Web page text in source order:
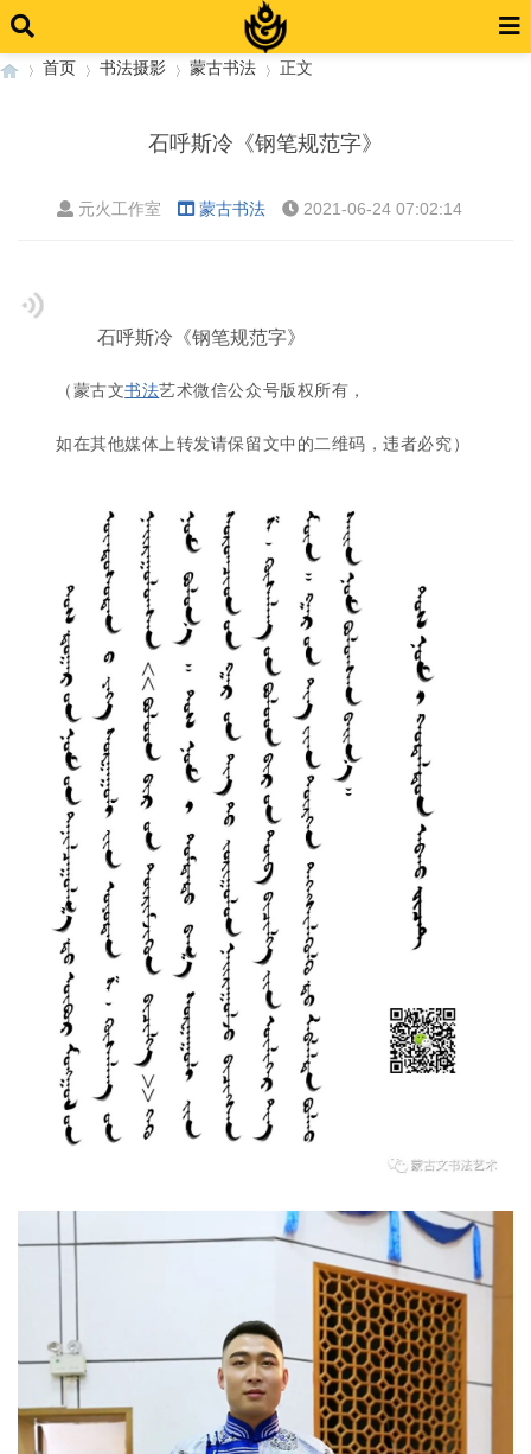
首页 书法摄影 蒙古书法 正文
石呼斯冷《钢笔规范字》
元火工作室 蒙古书法 2021-06-24 07:02:14
石呼斯冷《钢笔规范字》
（蒙古文书法艺术微信公众号版权所有，
如在其他媒体上转发请保留文中的二维码，违者必究）